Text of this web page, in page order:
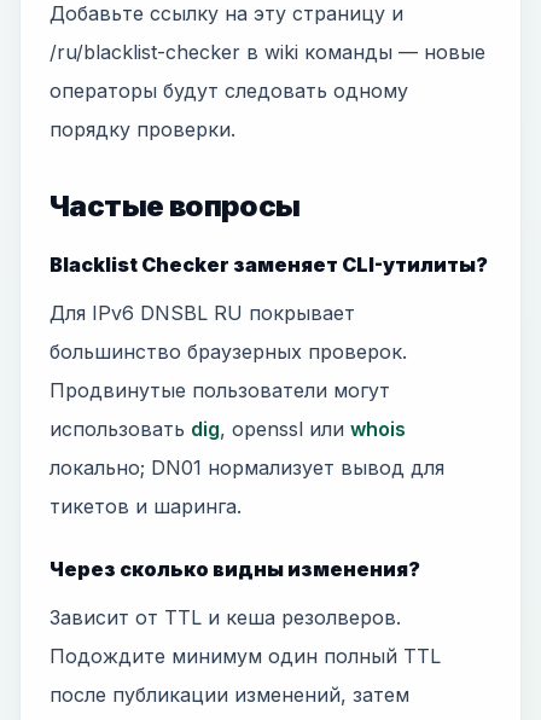
Добавьте ссылку на эту страницу и
/ru/blacklist-checker в wiki команды — новые
операторы будут следовать одному
порядку проверки.
Частые вопросы
Blacklist Checker заменяет CLI-утилиты?
Для IPv6 DNSBL RU покрывает
большинство браузерных проверок.
Продвинутые пользователи могут
использовать dig, openssl или whois
локально; DN01 нормализует вывод для
тикетов и шаринга.
Через сколько видны изменения?
Зависит от TTL и кеша резолверов.
Подождите минимум один полный TTL
после публикации изменений, затем